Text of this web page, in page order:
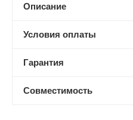
Описание
Условия оплаты
Гарантия
Совместимость